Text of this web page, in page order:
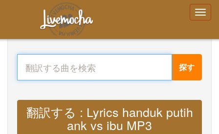
探す
翻訳する : Lyrics handuk putih
ank vs ibu MP3